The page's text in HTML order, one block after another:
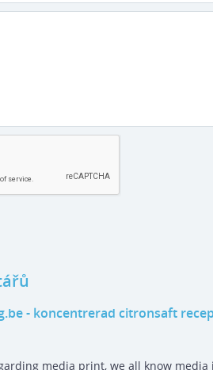
- koncentrerad citronsaft
media print, we all know media